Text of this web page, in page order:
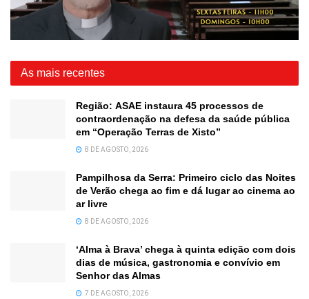
As mais recentes
Região: ASAE instaura 45 processos de
contraordenação na defesa da saúde pública
em “Operação Terras de Xisto”
8 DE AGOSTO, 2026
Pampilhosa da Serra: Primeiro ciclo das Noites
de Verão chega ao fim e dá lugar ao cinema ao
ar livre
8 DE AGOSTO, 2026
‘Alma à Brava’ chega à quinta edição com dois
dias de música, gastronomia e convívio em
Senhor das Almas
7 DE AGOSTO, 2026